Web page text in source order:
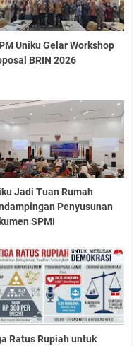
Uniku Gelar Workshop
BRIN 2026
Jadi Tuan Rumah
Penyusunan
SPMI
Ratus Rupiah untuk